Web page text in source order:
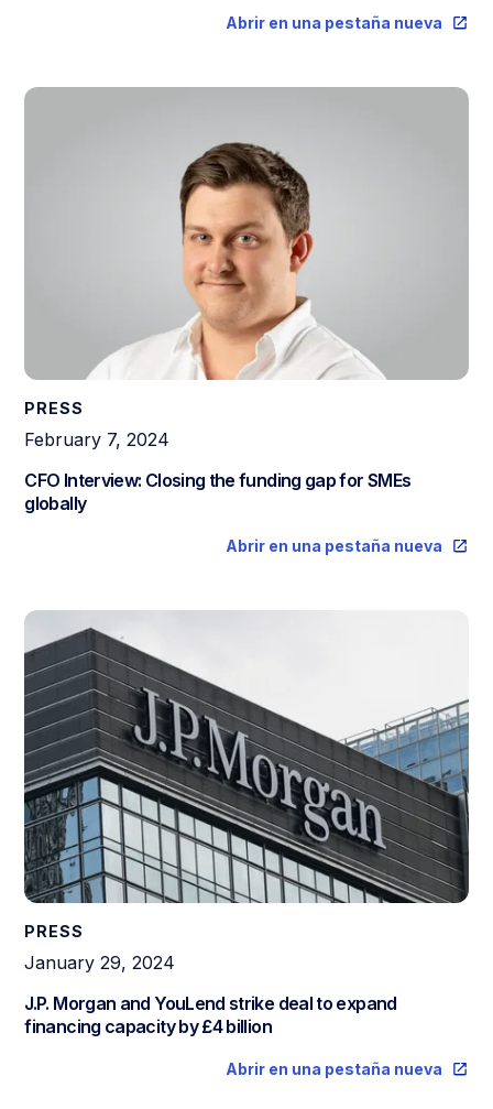
Abrir en una pestaña nueva
PRESS
February 7, 2024
CFO Interview: Closing the funding gap for SMEs
globally
Abrir en una pestaña nueva
PRESS
January 29, 2024
J.P. Morgan and YouLend strike deal to expand
financing capacity by £4 billion
Abrir en una pestaña nueva